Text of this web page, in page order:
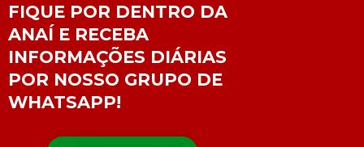
FIQUE POR DENTRO DA
ANAÍ E RECEBA
INFORMAÇÕES DIÁRIAS
POR NOSSO GRUPO DE
WHATSAPP!